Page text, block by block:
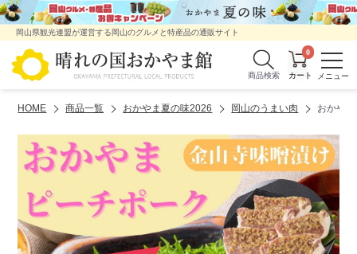
岡山県観光連盟が運営する岡山のグルメと特産品の通販サイト
商品検索
0
HOME 商品一覧 おかやま夏の味2026 岡山のうまい肉 おかや